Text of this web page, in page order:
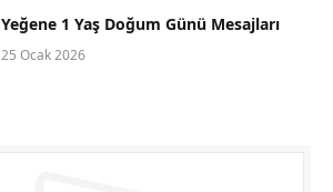
Yeğene 1 Yaş Doğum Günü Mesajları
25 Ocak 2026